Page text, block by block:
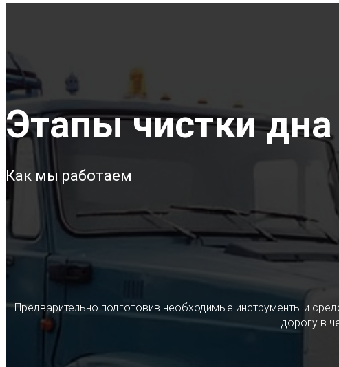
Этапы чистки дна
Как мы работаем
Предварительно подготовив необходимые инструменты и
дорогу в